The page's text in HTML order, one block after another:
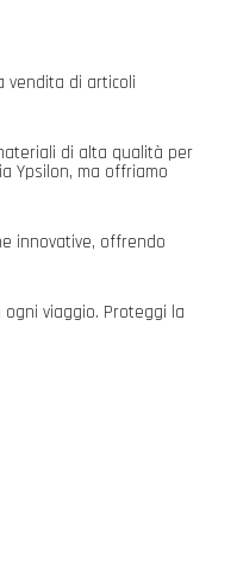
vendita di articoli
di alta qualità per
Ypsilon, ma offriamo
innovative, offrendo
viaggio. Proteggi la